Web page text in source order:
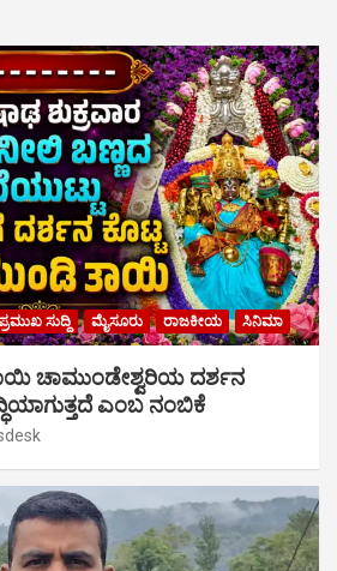
ಸುದ್ದಿ ಮೈಸೂರು ರಾಜಕೀಯ ಸಿನಿಮಾ
ಚಾಮುಂಡೇಶ್ವರಿಯ ದರ್ಶನ
ಎಂಬ ನಂಬಿಕೆ